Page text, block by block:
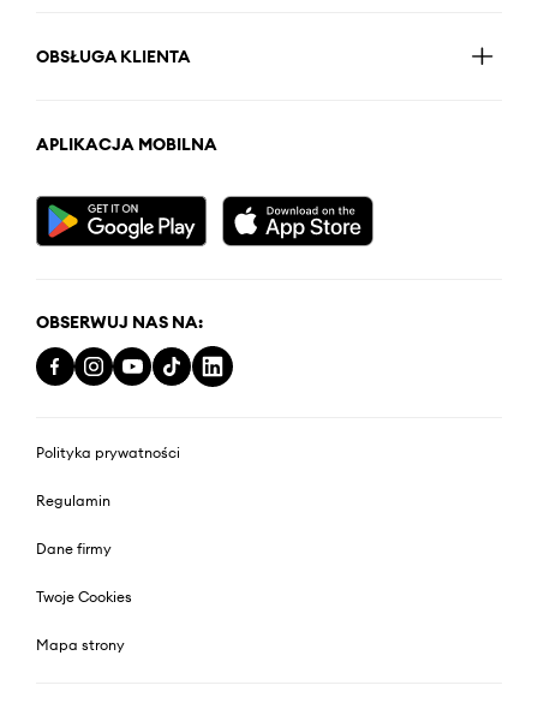
OBSŁUGA KLIENTA
APLIKACJA MOBILNA
OBSERWUJ NAS NA:
Polityka prywatności
Regulamin
Dane firmy
Twoje Cookies
Mapa strony